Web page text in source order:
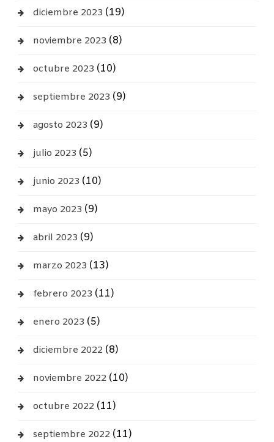
diciembre 2023 (19)
noviembre 2023 (8)
octubre 2023 (10)
septiembre 2023 (9)
agosto 2023 (9)
julio 2023 (5)
junio 2023 (10)
mayo 2023 (9)
abril 2023 (9)
marzo 2023 (13)
febrero 2023 (11)
enero 2023 (5)
diciembre 2022 (8)
noviembre 2022 (10)
octubre 2022 (11)
septiembre 2022 (11)